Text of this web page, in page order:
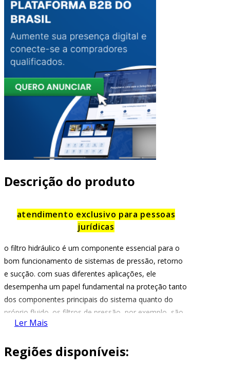
Descrição do produto
atendimento exclusivo para pessoas
jurídicas
o filtro hidráulico é um componente essencial para o
bom funcionamento de sistemas de pressão, retorno
e sucção. com suas diferentes aplicações, ele
desempenha um papel fundamental na proteção tanto
dos componentes principais do sistema quanto do
próprio fluido. os filtros de pressão, por exemplo, são
instalados depois da bomba e têm como objetivo
de evitar a contaminação gerada pelo desgaste dos
Ler Mais
Regiões disponíveis: